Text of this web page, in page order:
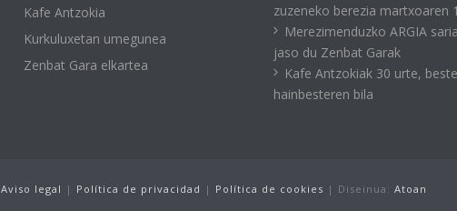
Kafe Antzokia
Kurkuluxetan umegunea
Zenbat Gara elkartea
zuzeneko berezia martxoaren
Merezimenduzko ARGIA saria
jaso du Zenbat Garak
Kafe Antzokiak 30 urte, beste
hainbesteren bila
Aviso legal | Política de privacidad | Política de cookies | Diseinua: Atoan